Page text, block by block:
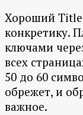
Хороший Title
конкретику.
ключами
всех
50 до 60
обрежет, и
важное.